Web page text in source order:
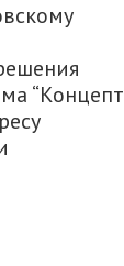
“Концепт